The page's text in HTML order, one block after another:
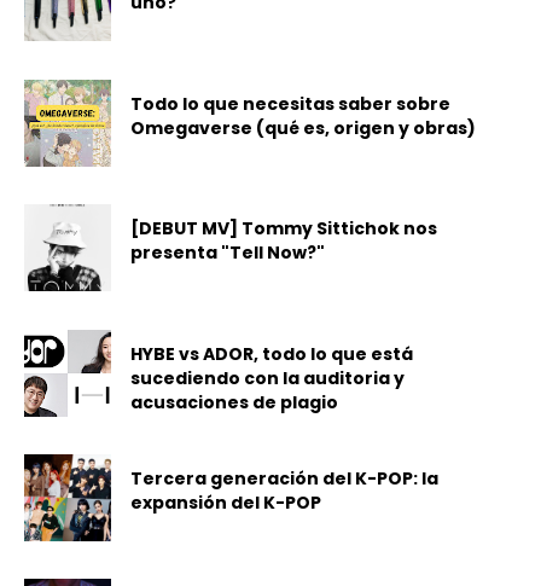
Todo lo que necesitas saber sobre
Omegaverse (qué es, origen y obras)
[DEBUT MV] Tommy Sittichok nos
presenta "Tell Now?"
HYBE vs ADOR, todo lo que está
sucediendo con la auditoria y
acusaciones de plagio
Tercera generación del K-POP: la
expansión del K-POP